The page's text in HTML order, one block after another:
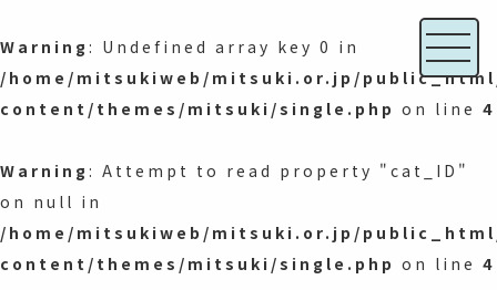
Warning : Undefined array key 0 in
/home/mitsukiweb/mitsuki.or.jp/
content/themes/mitsuki/single.php on line 4
Warning : Attempt to read property "cat_ID"
on null in
/home/mitsukiweb/mitsuki.or.jp/
content/themes/mitsuki/single.php on line 4